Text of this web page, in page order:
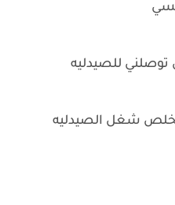
توصلني للصيدليه
يخلص شغل الصيدليه